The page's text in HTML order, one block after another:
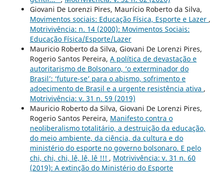
Giovani De Lorenzi Pires, Maurício Roberto da Silva,
Movimentos sociais: Educação Física, Esporte e Lazer ,
Motrivivência: n. 14 (2000): Movimentos Sociais:
Educação Física/Esporte/Lazer
Mauricio Roberto da Silva, Giovani De Lorenzi Pires,
Rogerio Santos Pereira, A política de devastação e
autoritarismo de Bolsonaro, ‘o exterminador do
Brasil’: ‘future-se’ para o abismo, sofrimento e
adoecimento de Brasil e a urgente resistência ativa ,
Motrivivência: v. 31 n. 59 (2019)
Mauricio Roberto da Silva, Giovani De Lorenzi Pires,
Rogerio Santos Pereira, Manifesto contra o
neoliberalismo totalitário, a destruição da educação,
do meio ambiente, da ciência, da cultura e do
ministério do esporte no governo bolsonaro. E pelo
chi, chi, chi, lê, lê, lê !!! , Motrivivência: v. 31 n. 60
(2019): A extinção do Ministério do Esporte